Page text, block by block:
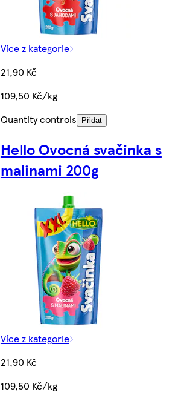
Více z kategorie
21,90 Kč
109,50 Kč/kg
Quantity controls
Přidat
Hello Ovocná svačinka s
malinami 200g
Více z kategorie
21,90 Kč
109,50 Kč/kg